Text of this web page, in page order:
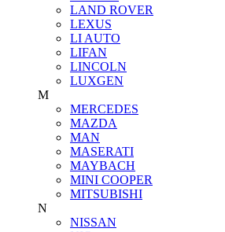
LAND ROVER
LEXUS
LI AUTO
LIFAN
LINCOLN
LUXGEN
M
MERCEDES
MAZDA
MAN
MASERATI
MAYBACH
MINI COOPER
MITSUBISHI
N
NISSAN